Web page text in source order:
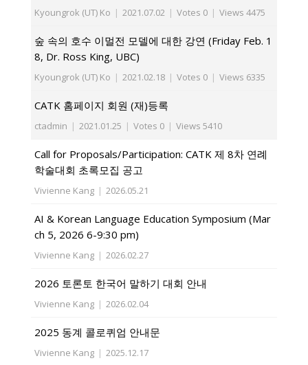
Kyoungrok (UT) Ko | 2021.07.02 | Votes 0 | Views 4475
숲 속의 호수 이멀전 모델에 대한 강연 (Friday Feb. 1
8, Dr. Ross King, UBC)
Kyoungrok (UT) Ko | 2021.02.18 | Votes 0 | Views 6335
CATK 홈페이지 회원 (재)등록
ctadmin | 2021.01.25 | Votes 0 | Views 5410
Call for Proposals/Participation: CATK 제 8차 연례
학술대회 초록모집 공고
Vivienne Kang | 2026.05.21
AI & Korean Language Education Symposium (Mar
ch 5, 2026 6-9:30 pm)
Vivienne Kang | 2026.02.27
2026 토론토 한국어 말하기 대회 안내
Vivienne Kang | 2026.02.04
2025 동계 콜로퀴엄 안내문
Vivienne Kang | 2025.12.17